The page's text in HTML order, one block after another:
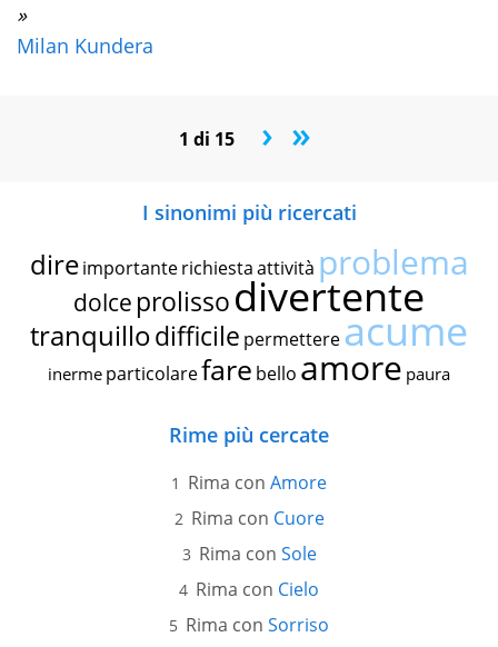
»
Milan Kundera
1 di 15 › »
I sinonimi più ricercati
dire importante richiestaattività problema
dolce prolissodivertente
tranquillodifficile permettereacume
inerme particolarefare bello amore paura
Rime più cercate
Rima con Amore
Rima con Cuore
Rima con Sole
Rima con Cielo
Rima con Sorriso